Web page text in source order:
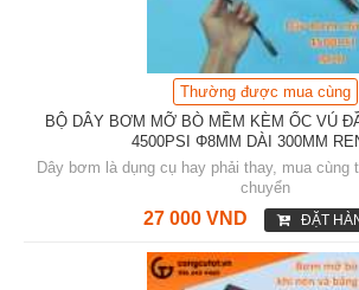
Thường được mua cùng
BỘ DÂY BƠM MỠ BÒ MỀM KÈM ỐC VÚ
4500PSI Φ8MM DÀI 300MM
Dây bơm là dụng cụ hay phải thay, mua cùng
chuyển
27 000 VND ĐẶT